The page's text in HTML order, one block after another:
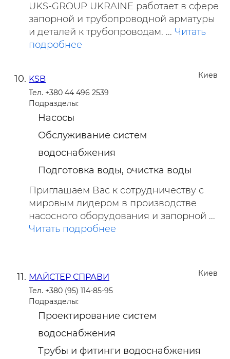
UKS-GROUP UKRAINE работает в сфере
запорной и трубопроводной арматуры
и деталей к трубопроводам. ... Читать
подробнее
Киев
KSB
Тел. +380 44 496 2539
Подразделы:
Насосы
Обслуживание систем
водоснабжения
Подготовка воды, очистка воды
Приглашаем Вас к сотрудничеству с
мировым лидером в производстве
насосного оборудования и запорной ...
Читать подробнее
Киев
МАЙСТЕР СПРАВИ
Тел. +380 (95) 114-85-95
Подразделы:
Проектирование систем
водоснабжения
Трубы и фитинги водоснабжения